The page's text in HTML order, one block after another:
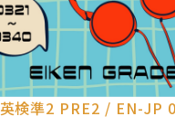
英検準2 PRE2 / EN-JP